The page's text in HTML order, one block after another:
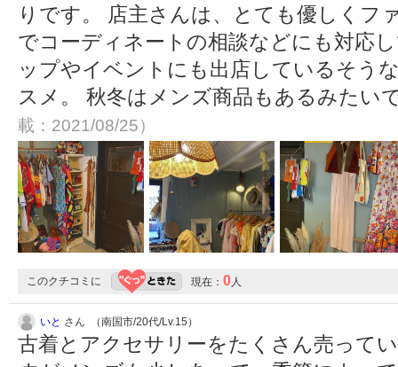
りです。 店主さんは、とても優しくフ
でコーディネートの相談などにも対応
ップやイベントにも出店しているそう
スメ。 秋冬はメンズ商品もあるみたい
載：2021/08/25）
このクチコミに 現在： 0 人
いと さん （南国市/20代/Lv.15）
古着とアクセサリーをたくさん売って